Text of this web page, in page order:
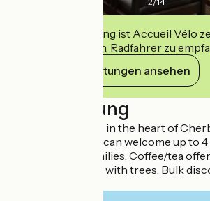
Diese Einrichtung ist Accueil Vélo
verpflichtet sich, Radfahrer zu
Ihre Verpflichtungen ansehen
Beschreibung
Elegant residence in the heart of
accommodations can welcome up to
for couples or families. Coffee/tea
courtyard planted with trees. Bulk